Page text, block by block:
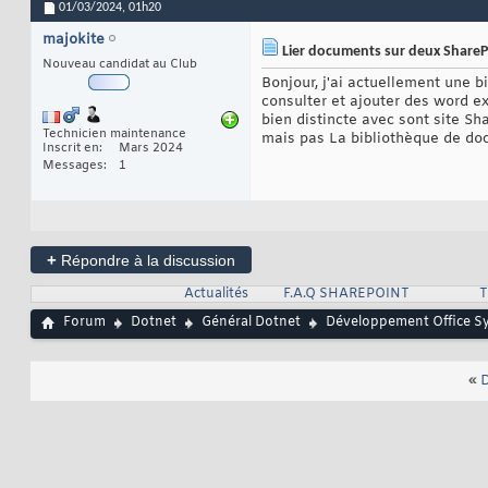
01/03/2024, 01h20
majokite
Nouveau candidat au Club
Technicien maintenance
Inscrit en
Mars 2024
Messages
1
Lier documents sur deux
Bonjour, j'ai actuellement une
consulter et ajouter des word
bien distincte avec sont site
mais pas La bibliothèque de
+ Répondre à la discussion
Actualités
F.A.Q SHAREPOINT
Forum
Dotnet Général Dotnet Développement Office
«